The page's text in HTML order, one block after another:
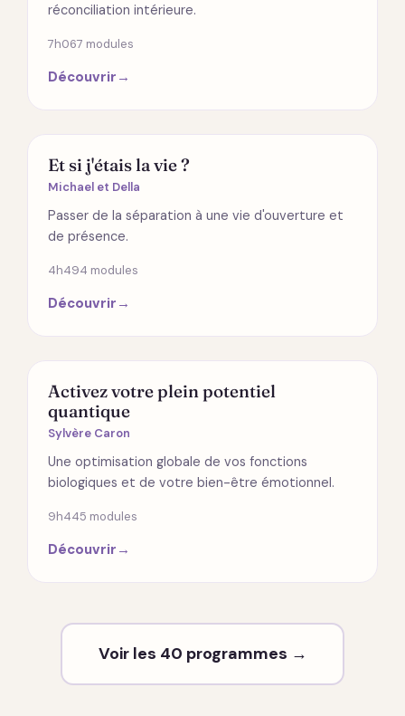
réconciliation intérieure.
7h067 modules
Découvrir →
SPIRITUALITÉ
Et si j'étais la vie ?
Michael et Della
Passer de la séparation à une vie d'ouverture et
de présence.
4h494 modules
Découvrir →
SANTÉ
Activez votre plein potentiel
quantique
Sylvère Caron
Une optimisation globale de vos fonctions
biologiques et de votre bien-être émotionnel.
9h445 modules
Découvrir →
Voir les 40 programmes →